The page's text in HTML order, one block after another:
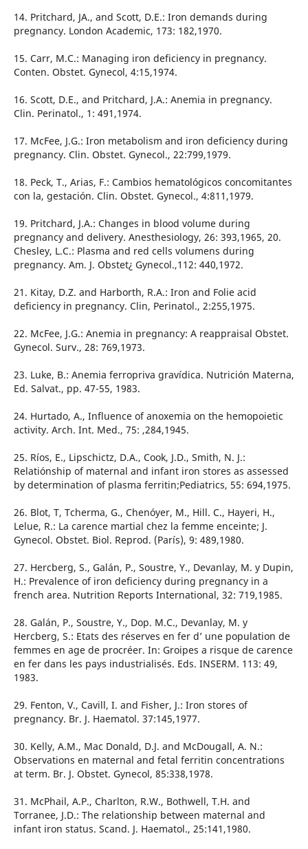
14. Pritchard, JA., and Scott, D.E.: Iron demands during
pregnancy. London Academic, 173: 182,1970.
15. Carr, M.C.: Managing iron deficiency in pregnancy.
Conten. Obstet. Gynecol, 4:15,1974.
16. Scott, D.E., and Pritchard, J.A.: Anemia in pregnancy.
Clin. Perinatol., 1: 491,1974.
17. McFee, J.G.: Iron metabolism and iron deficiency during
pregnancy. Clin. Obstet. Gynecol., 22:799,1979.
18. Peck, T., Arias, F.: Cambios hematológicos concomitantes
con la, gestación. Clin. Obstet. Gynecol., 4:811,1979.
19. Pritchard, J.A.: Changes in blood volume during
pregnancy and delivery. Anesthesiology, 26: 393,1965, 20.
Chesley, L.C.: Plasma and red cells volumens during
pregnancy. Am. J. Obstet¿ Gynecol.,112: 440,1972.
21. Kitay, D.Z. and Harborth, R.A.: Iron and Folie acid
deficiency in pregnancy. Clin, Perinatol., 2:255,1975.
22. McFee, J.G.: Anemia in pregnancy: A reappraisal Obstet.
Gynecol. Surv., 28: 769,1973.
23. Luke, B.: Anemia ferropriva gravídica. Nutrición Materna,
Ed. Salvat., pp. 47-55, 1983.
24. Hurtado, A., Influence of anoxemia on the hemopoietic
activity. Arch. Int. Med., 75: ,284,1945.
25. Ríos, E., Lipschictz, D.A., Cook, J.D., Smith, N. J.:
Relatiónship of maternal and infant iron stores as assessed
by determination of plasma ferritin;Pediatrics, 55: 694,1975.
26. Blot, T, Tcherma, G., Chenóyer, M., Hill. C., Hayeri, H.,
Lelue, R.: La carence martial chez la femme enceinte; J.
Gynecol. Obstet. Biol. Reprod. (París), 9: 489,1980.
27. Hercberg, S., Galán, P., Soustre, Y., Devanlay, M. y Dupin,
H.: Prevalence of iron deficiency during pregnancy in a
french area. Nutrition Reports International, 32: 719,1985.
28. Galán, P., Soustre, Y., Dop. M.C., Devanlay, M. y
Hercberg, S.: Etats des réserves en fer d’ une population de
femmes en age de procréer. In: Groipes a risque de carence
en fer dans les pays industrialisés. Eds. INSERM. 113: 49,
1983.
29. Fenton, V., Cavill, I. and Fisher, J.: Iron stores of
pregnancy. Br. J. Haematol. 37:145,1977.
30. Kelly, A.M., Mac Donald, D.J. and McDougall, A. N.:
Observations en maternal and fetal ferritin concentrations
at term. Br. J. Obstet. Gynecol, 85:338,1978.
31. McPhail, A.P., Charlton, R.W., Bothwell, T.H. and
Torranee, J.D.: The relationship between maternal and
infant iron status. Scand. J. Haematol., 25:141,1980.